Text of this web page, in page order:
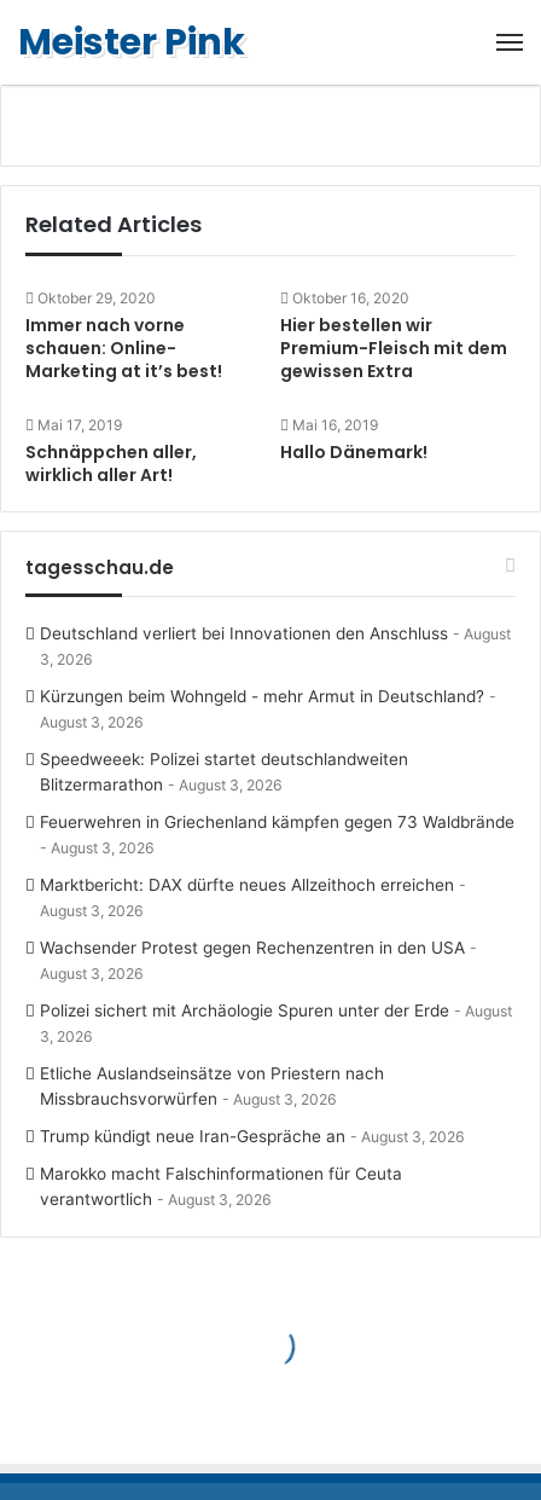
Meister Pink
Related Articles
Oktober 29, 2020
Immer nach vorne
schauen: Online-
Marketing at it’s best!
Oktober 16, 2020
Hier bestellen wir
Premium-Fleisch mit dem
gewissen Extra
Mai 17, 2019
Schnäppchen aller,
wirklich aller Art!
Mai 16, 2019
Hallo Dänemark!
tagesschau.de
Deutschland verliert bei Innovationen den Anschluss
August
3, 2026
Kürzungen beim Wohngeld - mehr Armut in Deutschland?
August 3, 2026
Speedweeek: Polizei startet deutschlandweiten
Blitzermarathon
August 3, 2026
Feuerwehren in Griechenland kämpfen gegen 73 Waldbrände
August 3, 2026
Marktbericht: DAX dürfte neues Allzeithoch erreichen
August 3, 2026
Wachsender Protest gegen Rechenzentren in den USA
August 3, 2026
Polizei sichert mit Archäologie Spuren unter der Erde
August
3, 2026
Etliche Auslandseinsätze von Priestern nach
Missbrauchsvorwürfen
August 3, 2026
Trump kündigt neue Iran-Gespräche an August 3, 2026
Marokko macht Falschinformationen für Ceuta
verantwortlich
August 3, 2026